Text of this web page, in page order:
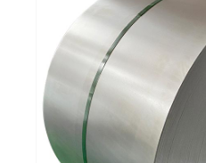
عرض المزيد >>